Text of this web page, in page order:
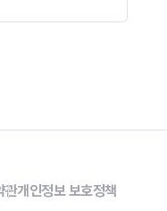
관개인정보 보호정책